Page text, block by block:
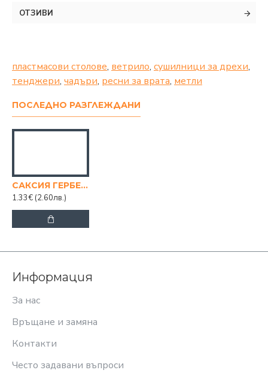
ОТЗИВИ
пластмасови столове, ветрило, сушилници за дрехи,
тенджери, чадъри, ресни за врата, метли
ПОСЛЕДНО РАЗГЛЕЖДАНИ
САКСИЯ ГЕРБЕР Ф20 РОЗОВА
1.33€ (2.60лв.)
Информация
За нас
Връщане и замяна
Контакти
Често задавани въпроси